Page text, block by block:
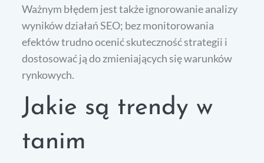
Ważnym błędem jest także ignorowanie analizy
wyników działań SEO; bez monitorowania
efektów trudno ocenić skuteczność strategii i
dostosować ją do zmieniających się warunków
rynkowych.
Jakie są trendy w
tanim